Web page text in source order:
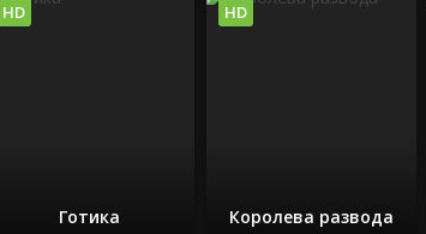
Готика
HD
Королева развода
HD